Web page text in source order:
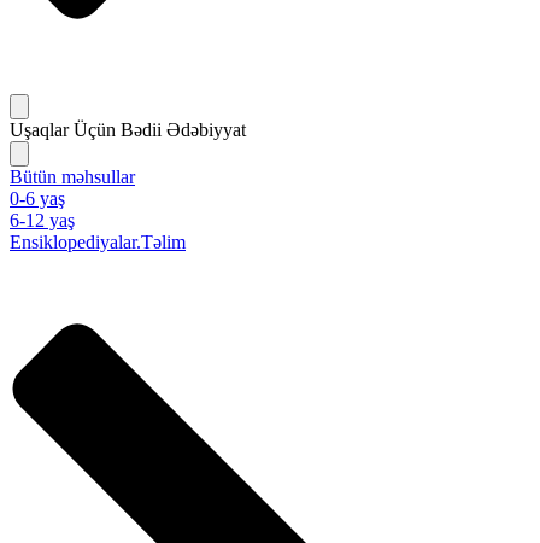
Uşaqlar Üçün Bədii Ədəbiyyat
Bütün məhsullar
0-6 yaş
6-12 yaş
Ensiklopediyalar.Təlim